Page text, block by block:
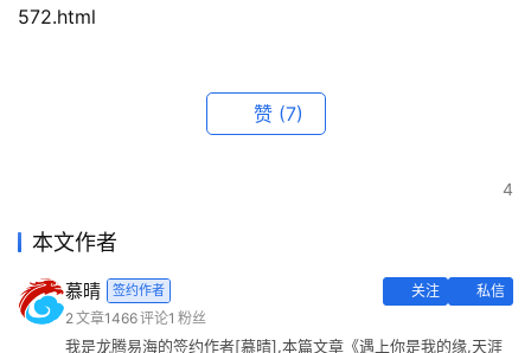
572.html
赞 (7)
4
本文作者
慕晴 签约作者 关注
私信
2文章1466评论1 粉丝
我是龙腾易海的签约作者[慕晴],本篇文章《遇上你是我的缘,天涯